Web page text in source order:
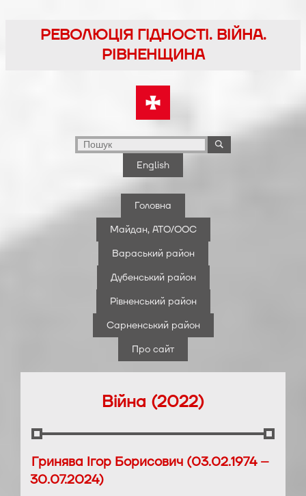
РЕВОЛЮЦІЯ ГІДНОСТІ. ВІЙНА.
РІВНЕНЩИНА
English
Головна
Майдан, АТО/ООС
Вараський район
Дубенський район
Рівненський район
Сарненський район
Про сайт
Війна (2022)
Гринява Ігор Борисович (03.02.1974 –
30.07.2024)